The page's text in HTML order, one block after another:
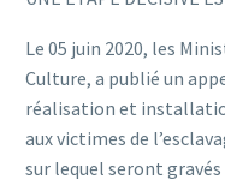
Le 05 juin 2020, les
Culture, a publié un
réalisation et
aux victimes de
sur lequel seront